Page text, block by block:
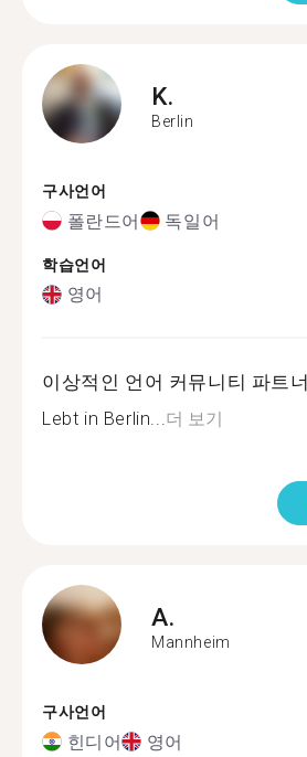
K.
Berlin
구사언어
폴란드어 독일어
학습언어
영어
이상적인 언어 커뮤니티 파트너
Lebt in Berlin...더 보기
A.
Mannheim
구사언어
힌디어 영어